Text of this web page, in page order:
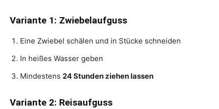
Variante 1: Zwiebelaufguss
Eine Zwiebel schälen und in Stücke schneiden
In heißes Wasser geben
Mindestens 24 Stunden ziehen lassen
Variante 2: Reisaufguss